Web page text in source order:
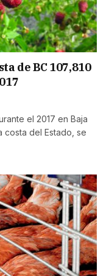
de BC 107,810
el 2017 en Baja
costa del Estado, se